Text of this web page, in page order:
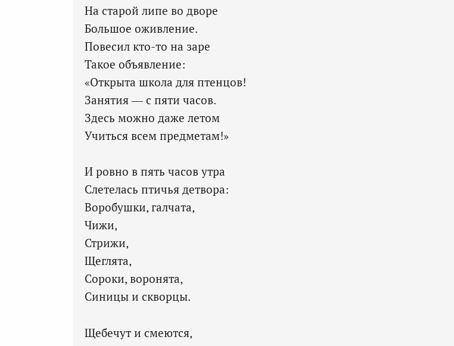
На старой липе во дворе
Большое оживление.
Повесил кто-то на заре
Такое объявление:
«Открыта школа для птенцов!
Занятия — с пяти часов.
Здесь можно даже летом
Учиться всем предметам!»
И ровно в пять часов утра
Слетелась птичья детвора:
Воробушки, галчата,
Чижи,
Стрижи,
Щеглята,
Сороки, воронята,
Синицы и скворцы.
Щебечут и смеются,